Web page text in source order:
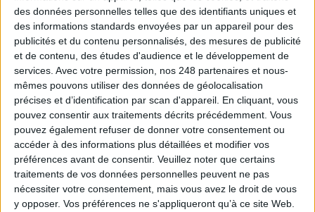
des données personnelles telles que des identifiants uniques et
des informations standards envoyées par un appareil pour des
publicités et du contenu personnalisés, des mesures de publicité
et de contenu, des études d'audience et le développement de
services. Avec votre permission, nos 248 partenaires et nous-
mêmes pouvons utiliser des données de géolocalisation
précises et d’identification par scan d'appareil. En cliquant, vous
pouvez consentir aux traitements décrits précédemment. Vous
pouvez également refuser de donner votre consentement ou
accéder à des informations plus détaillées et modifier vos
préférences avant de consentir. Veuillez noter que certains
traitements de vos données personnelles peuvent ne pas
nécessiter votre consentement, mais vous avez le droit de vous
y opposer. Vos préférences ne s'appliqueront qu’à ce site Web.
NOS OFFRES D'ABONNEMENTS
Mot de passe oublié ?
Pas encore de compte?
Je m'inscris pour commenter les articles
ou déposer mon CV